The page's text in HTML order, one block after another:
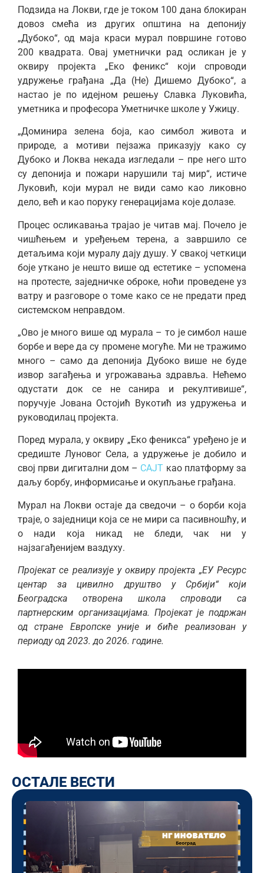
Подзида на Локви, где је током 100 дана блокиран
довоз смећа из других општина на депонију
„Дубоко“, од маја краси мурал површине готово
200 квадрата. Овај уметнички рад осликан је у
оквиру пројекта „Еко феникс“ који спроводи
удружење грађана „Да (Не) Дишемо Дубоко“, а
настао је по идејном решењу Славка Луковића,
уметника и професора Уметничке школе у Ужицу.
„Доминира зелена боја, као симбол живота и
природе, а мотиви пејзажа приказују како су
Дубоко и Локва некада изгледали – пре него што
су депонија и пожари нарушили тај мир“, истиче
Луковић, који мурал не види само као ликовно
дело, већ и као поруку генерацијама које долазе.
Процес осликавања трајао је читав мај. Почело је
чишћењем и уређењем терена, а завршило се
детаљима који муралу дају душу. У свакој четкици
боје уткано је нешто више од естетике – успомена
на протесте, заједничке оброке, ноћи проведене уз
ватру и разговоре о томе како се не предати пред
системском неправдом.
„Ово је много више од мурала – то је симбол наше
борбе и вере да су промене могуће. Ми не тражимо
много – само да депонија Дубоко више не буде
извор загађења и угрожавања здравља. Нећемо
одустати док се не санира и рекултивише“,
поручује Јована Остојић Вукотић из удружења и
руководилац пројекта.
Поред мурала, у оквиру „Еко феникса“ уређено је и
средиште Луновог Села, а удружење је добило и
свој први дигитални дом – САЈТ као платформу за
даљу борбу, информисање и окупљање грађана.
Мурал на Локви остаје да сведочи – о борби која
траје, о заједници која се не мири са пасивношћу, и
о нади која никад не бледи, чак ни у
најзагађенијем ваздуху.
Пројекат се реализује у оквиру пројекта „ЕУ Ресурс
центар за цивилно друштво у Србији“ који
Београдска отворена школа спроводи са
партнерским организацијама. Пројекат је подржан
од стране Европске уније и биће реализован у
периоду од 2023. до 2026. године.
ОСТАЛЕ ВЕСТИ